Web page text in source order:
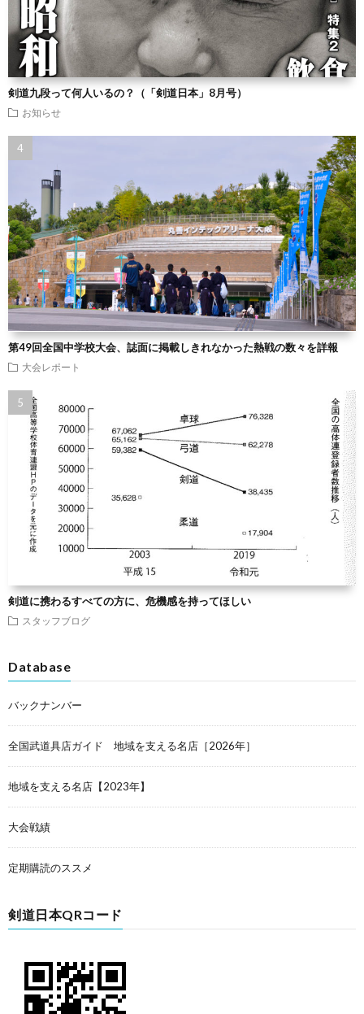
剣道九段って何人いるの？（「剣道日本」8月号）
お知らせ
第49回全国中学校大会、誌面に掲載しきれなかった熱戦の数々を詳報
大会レポート
剣道に携わるすべての方に、危機感を持ってほしい
スタッフブログ
Database
バックナンバー
全国武道具店ガイド 地域を支える名店［2026年］
地域を支える名店【2023年】
大会戦績
定期購読のススメ
剣道日本QRコード